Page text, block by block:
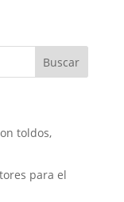
toldos,
para el